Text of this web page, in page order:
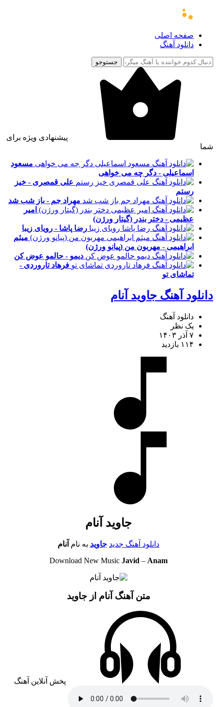
صفحه اصلی
دانلود آهنگ
جستوجو
پیشنهادی ویژه برای
شما
مسعود
اسماعیلی - دگر چه می خواهی
علی قمصری - خیز
رستم
مهراد جم - باز شب شد
امیر
عظیمی - دختر بندر (گیتار ورژن)
رضا پاشا - رویای زیبا
میثم
ابراهیمی - مهربون من (پیانو ورژن)
دیمو - حالمو عوض کن
فرهاد تاروردی -
تماشای تو
دانلود آهنگ جاوید آنام
دانلود آهنگ
یک نظر
۷ آذر ۱۴۰۳
۱۱۴ بازدید
جاوید آنام
دانلود آهنگ جدید جاوید به نام آنام
Download New Music Javid – Anam
متن آهنگ آنام از جاوید
پخش آنلاین آهنگ